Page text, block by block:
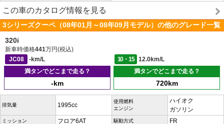
この車のカタログ情報を見る
3シリーズクーペ（08年01月～08年09月モデル）の他のグレード一覧
320i
新車時価格441万円(税込)
JC08
-km/L 10・15
12.0km/L
満タンでどこまで走る？
-km
満タンでどこまで走る？
720km
排気量 1995cc
使用燃料
エンジン
ハイオク
ガソリン
ミッション フロア6AT 駆動方式 FR